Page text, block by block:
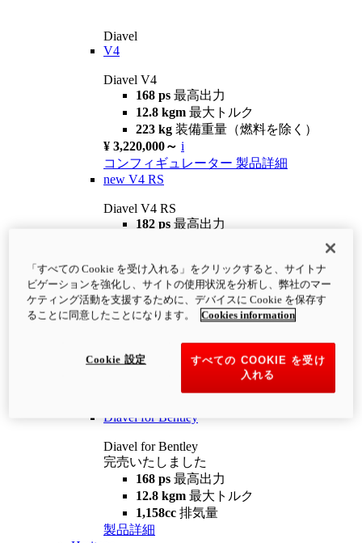
Diavel
V4
Diavel V4
168 ps 最高出力
12.8 kgm 最大トルク
223 kg 装備重量（燃料を除く）
¥ 3,220,000～ i
コンフィギュレーター 製品詳細
new V4 RS
Diavel V4 RS
182 ps 最高出力
¥4,400,000 i
コンフィギュレーター 製品詳細
newV4 RS 100
12.2 kgm
最大トルク
装備重量（燃料を除く）
Diavel for Bentley
Diavel for Bentley
完売いたしました
168 ps 最高出力
12.8 kgm 最大トルク
1,158cc 排気量
製品詳細
「すべての Cookie を受け入れる」をクリックすると、サイトナ
ビゲーションを強化し、サイトの使用状況を分析し、弊社のマー
ケティング活動を支援するために、デバイスに Cookie を保存す
ることに同意したことになります。
Cookies information
すべての COOKIE を受け
入れる
Cookie 設定